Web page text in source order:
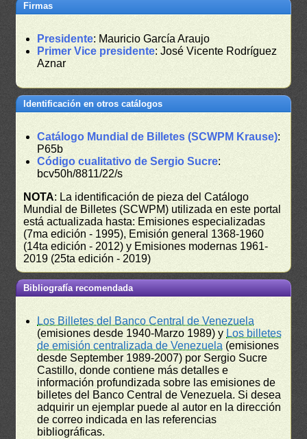
Firmas
Presidente: Mauricio García Araujo
Primer Vice presidente: José Vicente Rodríguez
Aznar
Identificación en otros catálogos
Catálogo Mundial de Billetes (SCWPM Krause):
P65b
Código cualitativo de Sergio Sucre:
bcv50h/8811/22/s
NOTA: La identificación de pieza del Catálogo
Mundial de Billetes (SCWPM) utilizada en este portal
está actualizada hasta: Emisiones especializadas
(7ma edición - 1995), Emisión general 1368-1960
(14ta edición - 2012) y Emisiones modernas 1961-
2019 (25ta edición - 2019)
Bibliografía recomendada
Los Billetes del Banco Central de Venezuela
(emisiones desde 1940-Marzo 1989) y Los billetes
de emisión centralizada de Venezuela (emisiones
desde September 1989-2007) por Sergio Sucre
Castillo, donde contiene más detalles e
información profundizada sobre las emisiones de
billetes del Banco Central de Venezuela. Si desea
adquirir un ejemplar puede al autor en la dirección
de correo indicada en las referencias
bibliográficas.